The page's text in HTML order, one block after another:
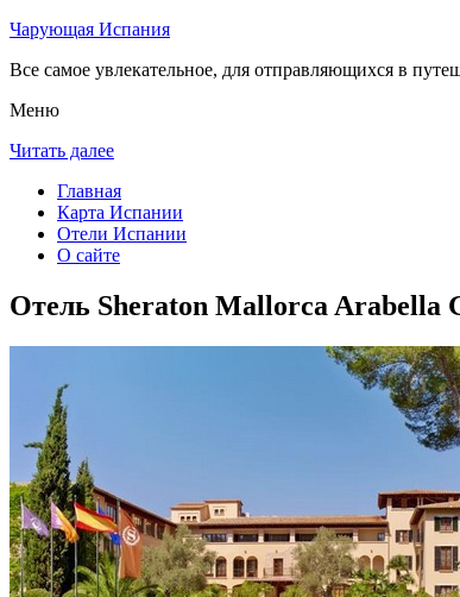
Чарующая Испания
Все самое увлекательное, для отправляющихся в
Меню
Читать далее
Главная
Карта Испании
Отели Испании
О сайте
Отель Sheraton Mallorca Arabella